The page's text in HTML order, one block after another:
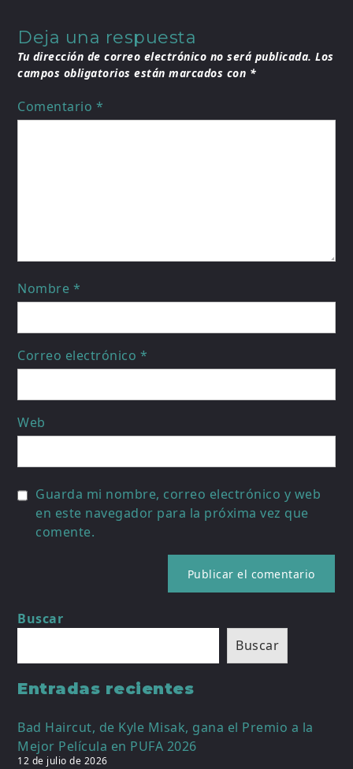
Deja una respuesta
Tu dirección de correo electrónico no será publicada. Los
campos obligatorios están marcados con *
Comentario *
Nombre *
Correo electrónico *
Web
Guarda mi nombre, correo electrónico y web
en este navegador para la próxima vez que
comente.
Buscar
Buscar
Entradas recientes
Bad Haircut, de Kyle Misak, gana el Premio a la
Mejor Película en PUFA 2026
12 de julio de 2026